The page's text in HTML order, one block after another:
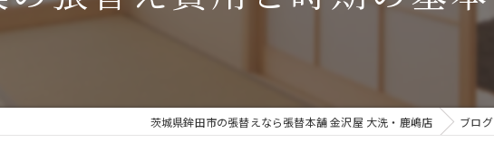
茨城県鉾田市の張替えなら張替本舗 金沢屋 大洗・鹿嶋店 ブログ